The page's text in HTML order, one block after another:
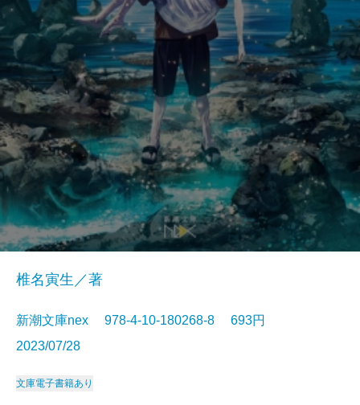
椎名寅生／著
新潮文庫nex 978-4-10-180268-8 693円
2023/07/28
文庫電子書籍あり